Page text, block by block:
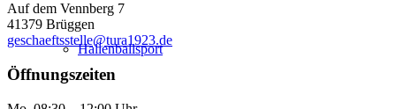
Hallenballsport
Auf dem Vennberg 7
41379 Brüggen
geschaeftsstelle@tura1923.de
Öffnungszeiten